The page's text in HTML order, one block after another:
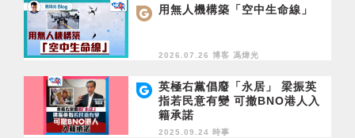
用無人機構築「空中生命線」
2026.07.26 博客 馮煒光
英極右黨倡廢「永居」 梁振英
指若民意有變 可撤BNO港人入
籍承諾
2025.09.24 時事